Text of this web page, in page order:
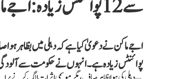
سے 12 پوائنٹس زیادہ: اجے ماکن
پوائنٹس زیادہ ہے۔ انہوں نے حکومت سے آلودگی